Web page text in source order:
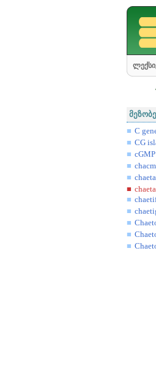
C
CG
cGMP
chaeta